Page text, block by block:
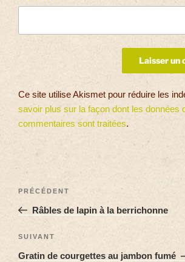
Ce site utilise Akismet pour réduire les
savoir plus sur la façon dont les données
commentaires sont traitées.
PRÉCÉDENT
Râbles de lapin à la berrichonne
SUIVANT
Gratin de courgettes au jambon fumé